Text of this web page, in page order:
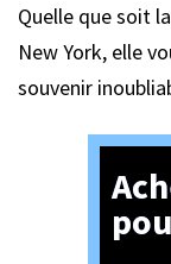
Quelle que soit
New York, elle
souvenir